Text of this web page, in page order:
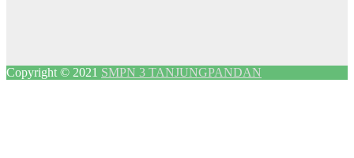
Copyright © 2021 SMPN 3 TANJUNGPANDAN